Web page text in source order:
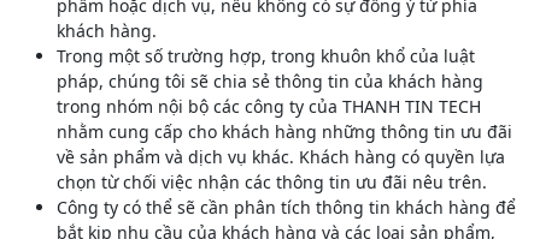
phẩm hoặc dịch vụ, nếu không có sự đồng ý từ phía
khách hàng.
Trong một số trường hợp, trong khuôn khổ của luật
pháp, chúng tôi sẽ chia sẻ thông tin của khách hàng
trong nhóm nội bộ các công ty của THANH TIN TECH
nhằm cung cấp cho khách hàng những thông tin ưu đãi
về sản phẩm và dịch vụ khác. Khách hàng có quyền lựa
chọn từ chối việc nhận các thông tin ưu đãi nêu trên.
Công ty có thể sẽ cần phân tích thông tin khách hàng để
bắt kịp nhu cầu của khách hàng và các loại sản phẩm,